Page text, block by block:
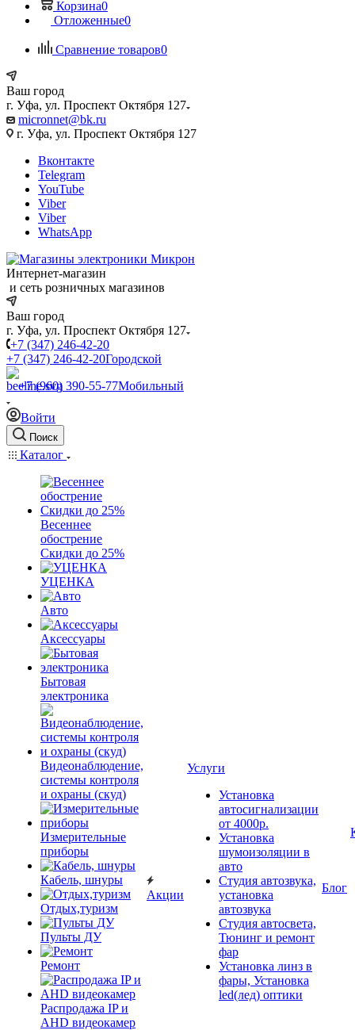
Корзина0
Отложенные0
Сравнение товаров0
Ваш город
г. Уфа, ул. Проспект Октября 127
micronnet@bk.ru
г. Уфа, ул. Проспект Октября 127
Вконтакте
Telegram
YouTube
Viber
Viber
WhatsApp
Интернет-магазин
и сеть розничных магазинов
Ваш город
г. Уфа, ул. Проспект Октября 127
+7 (347) 246-42-20
+7 (347) 246-42-20Городской
+7 (960) 390-55-77Мобильный
Войти
Поиск
Каталог
Весеннее
обострение
Скидки до 25%
УЦЕНКА
Авто
Аксессуары
Бытовая
электроника
Видеонаблюдение,
системы контроля
и охраны (скуд)
Измерительные
приборы
Кабель, шнуры
Отдых,туризм
Пульты ДУ
Ремонт
Распродажа IP и
AHD видеокамер
Акции
Услуги
Установка
автосигнализации
от 4000р.
Установка
шумоизоляции в
авто
Студия автозвука,
установка
автозвука
Студия автосвета,
Тюнинг и ремонт
фар
Установка линз в
фары, Установка
led(лед) оптики
Блог